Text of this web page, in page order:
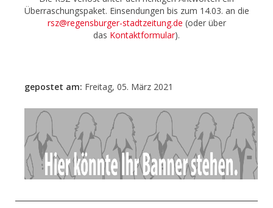
Überraschungspaket. Einsendungen bis zum 14.03. an die
rsz@regensburger-stadtzeitung.de (oder über
das Kontaktformular).
gepostet am: Freitag, 05. März 2021
- Anzeige -